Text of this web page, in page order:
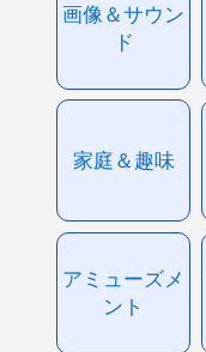
画像＆サウン
ド
家庭＆趣味
アミューズメ
ント